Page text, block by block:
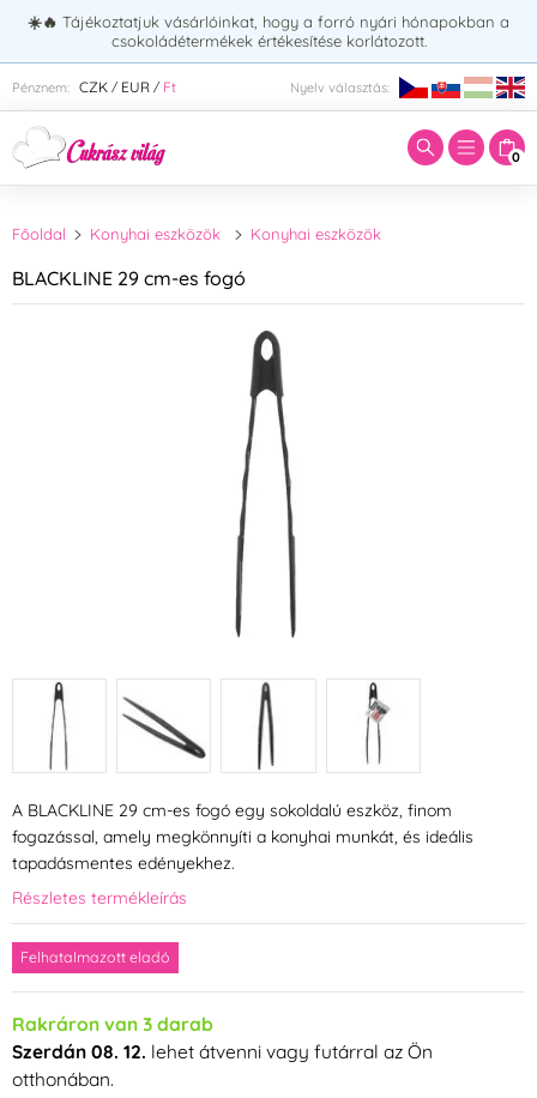
☀️🔥 Tájékoztatjuk vásárlóinkat, hogy a forró nyári hónapokban a
csokoládétermékek értékesítése korlátozott.
Pénznem: CZK / EUR / Ft Nyelv választás:
0
Adja meg a keresett kifejezést:
Főoldal Konyhai eszközök Konyhai eszközök
BLACKLINE 29 cm-es fogó
A BLACKLINE 29 cm-es fogó egy sokoldalú eszköz, finom
fogazással, amely megkönnyíti a konyhai munkát, és ideális
tapadásmentes edényekhez.
Részletes termékleírás
Felhatalmazott eladó
Rakráron van 3 darab
Szerdán 08. 12. lehet átvenni vagy futárral az Ön
otthonában.